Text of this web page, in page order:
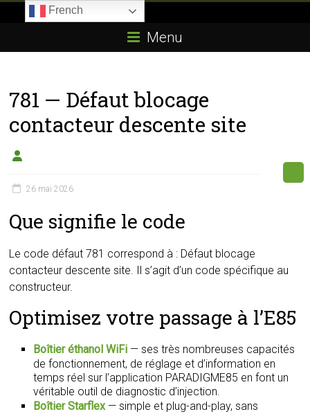
E85.com
passion
boîtier
éthanol
Menu
781 — Défaut blocage
contacteur descente site
26 mai 2026
Que signifie le code
Le code défaut 781 correspond à : Défaut blocage
contacteur descente site. Il s’agit d’un code spécifique au
constructeur.
Optimisez votre passage à l’E85
Boîtier éthanol WiFi — ses très nombreuses capacités
de fonctionnement, de réglage et d’information en
temps réel sur l’application PARADIGME85 en font un
véritable outil de diagnostic d’injection.
Boîtier Starflex— simple et plug-and-play, sans
French